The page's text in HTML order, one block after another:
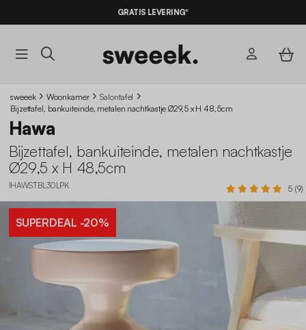
AANBIEDINGEN*MET DE CODE
GRATIS LEVERING*
sweeek Woonkamer
Salontafel
Bijzettafel, bankuiteinde, metalen nachtkastje Ø29,5 x H 48,5cm
Hawa
Bijzettafel, bankuiteinde, metalen nachtkastje
Ø29,5 x H 48,5cm
IHAWSTBL30LPK 5 (9)
SUPERDEAL -20%